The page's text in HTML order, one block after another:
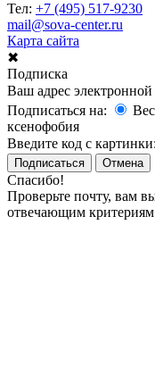
Тел: +7 (495) 517-9230
mail@sova-center.ru
Карта сайта
✖
Подписка
Ваш адрес
Подписаться на:
ксенофобия
Введите код с картинки:
Подписаться
Отмена
Спасибо!
Проверьте почту, вам
отвечающим критериям